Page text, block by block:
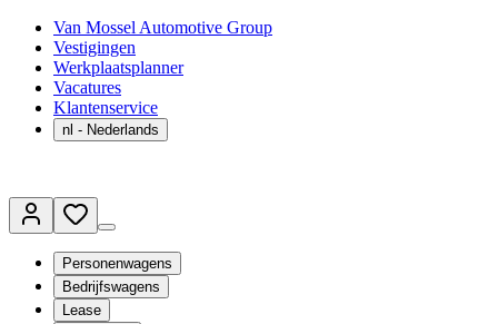
Van Mossel Automotive Group
Vestigingen
Werkplaatsplanner
Vacatures
Klantenservice
nl - Nederlands
Personenwagens
Bedrijfswagens
Lease